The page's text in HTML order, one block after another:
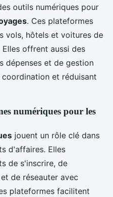
outils numériques pour
. Ces plateformes
vols, hôtels et voitures de
offrent aussi des
dépenses et de gestion
et réduisant
numériques pour les
jouent un rôle clé dans
d'affaires. Elles
de s'inscrire, de
de réseauter avec
plateformes facilitent